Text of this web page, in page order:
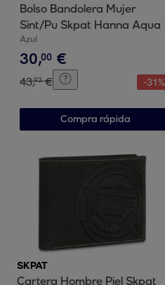
Bolso Bandolera Mujer
Sint/Pu Skpat Hanna Aqua
Azul
30,00 €
43,93 € -31%
Compra rápida
SKPAT
Cartera Hombre Piel Skpat